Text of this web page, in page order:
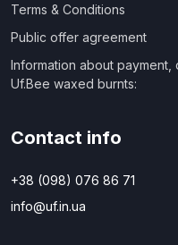
Terms & Conditions
Public offer agreement
Information about
Uf.Bee waxed burnts:
Contact info
+38 (098) 076 86 71
info@uf.in.ua